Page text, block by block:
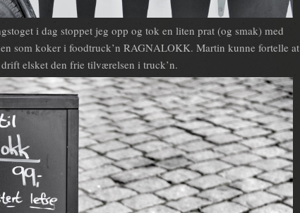
i dag stoppet jeg opp og tok en liten prat (og smak) med
som koker i foodtruck’n RAGNALOKK. Martin kunne fortelle at
elsket den frie tilværelsen i truck’n.